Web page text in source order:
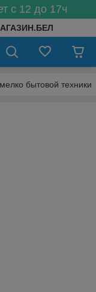
с 12 до 17ч
бытовой техники